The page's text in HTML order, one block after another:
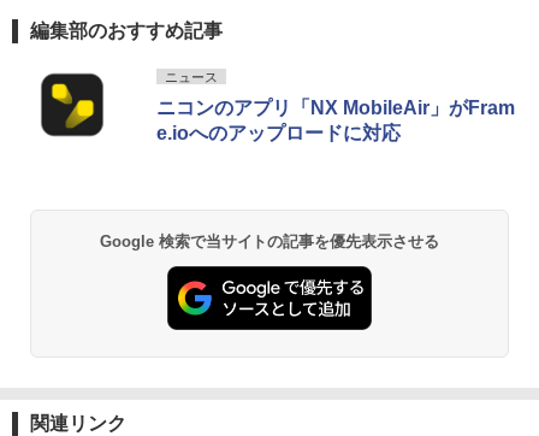
編集部のおすすめ記事
ニュース
ニコンのアプリ「NX MobileAir」がFram
e.ioへのアップロードに対応
Google 検索で当サイトの記事を優先表示させる
関連リンク